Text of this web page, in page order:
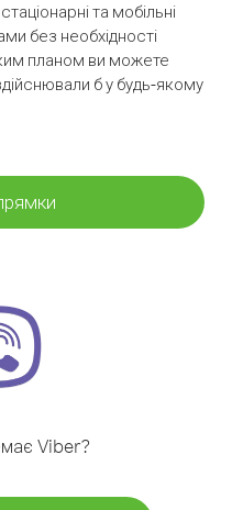
та мобільні
без необхідності
планом ви можете
б у будь-якому
Viber?